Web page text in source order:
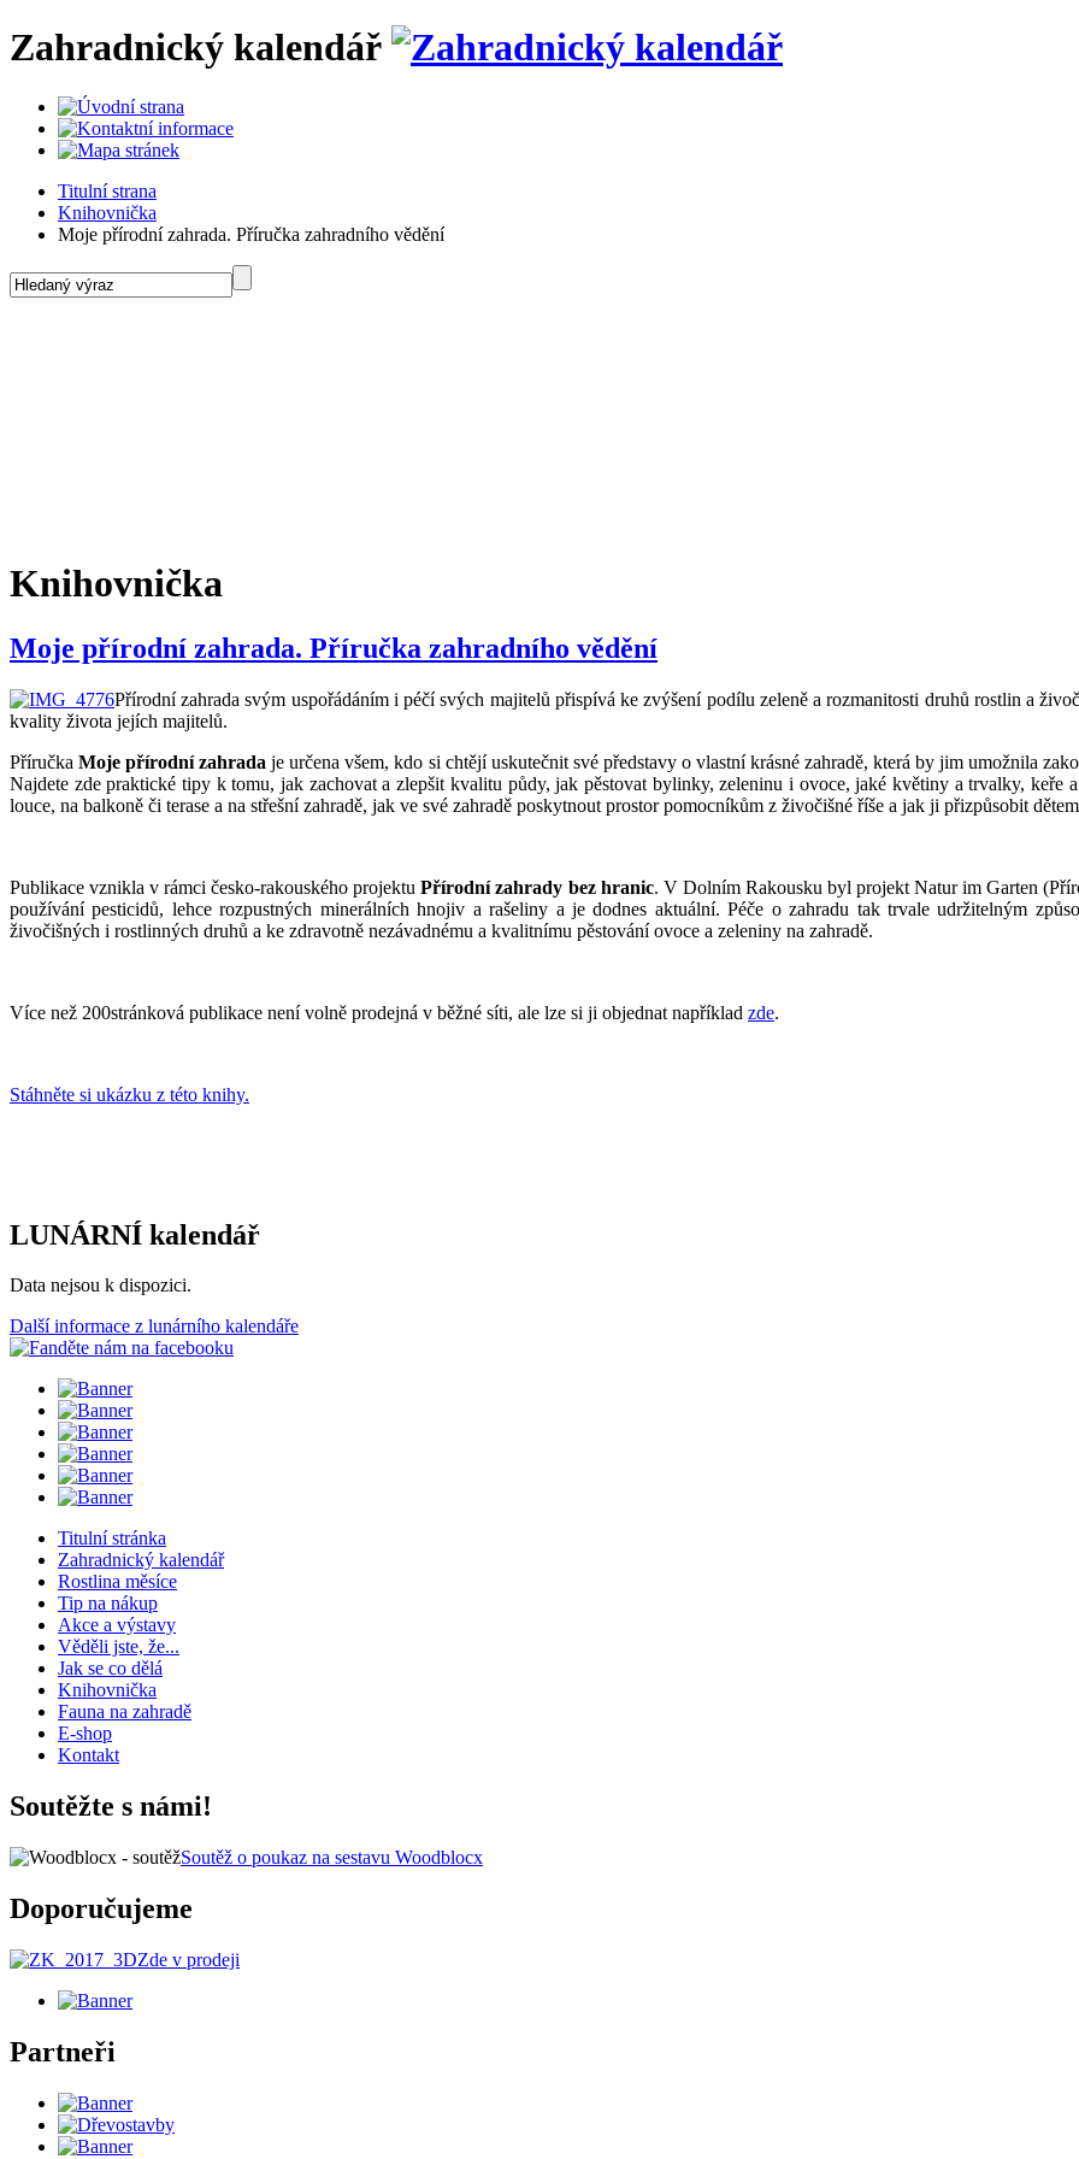
Zahradnický kalendář
Titulní strana
Knihovnička
Moje přírodní zahrada. Příručka zahradního vědění
Knihovnička
Moje přírodní zahrada. Příručka zahradního vědění
Přírodní zahrada svým uspořádáním i péčí svých majitelů přispívá ke zvýšení podílu zeleně a rozmanitosti druhů rostlin a
kvality života jejích majitelů.
PříručkaMoje přírodní zahradaje určena všem, kdo si chtějí uskutečnit své představy o vlastní krásné zahradě, která by jim umožnila
Najdete zde praktické tipy k tomu, jak zachovat a zlepšit kvalitu půdy, jak pěstovat bylinky, zeleninu i ovoce, jaké květiny a trvalky,
louce, na balkoně či terase a na střešní zahradě, jak ve své zahradě poskytnout prostor pomocníkům z živočišné říše a jak ji přizpůsobit
Publikace vznikla v rámci česko-rakouského projektuPřírodní zahrady bez hranic. V Dolním Rakousku byl projekt Natur im Garten
používání pesticidů, lehce rozpustných minerálních hnojiv a rašeliny a je dodnes aktuální. Péče o zahradu tak trvale udržitelným
živočišných i rostlinných druhů a ke zdravotně nezávadnému a kvalitnímu pěstování ovoce a zeleniny na zahradě.
Více než 200stránková publikace není volně prodejná v běžné síti, ale lze si ji objednat například zde.
Stáhněte si ukázku z této knihy.
LUNÁRNÍ kalendář
Data nejsou k dispozici.
Další informace z lunárního kalendáře
Titulní stránka
Zahradnický kalendář
Rostlina měsíce
Tip na nákup
Akce a výstavy
Věděli jste, že...
Jak se co dělá
Knihovnička
Fauna na zahradě
E-shop
Kontakt
Soutěžte s námi!
Soutěž o poukaz na sestavu Woodblocx
Doporučujeme
Zde v prodeji
Partneři